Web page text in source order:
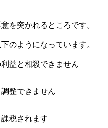
を突かれるところです。
のようになっています。
益と相殺できません
整できません
税されます